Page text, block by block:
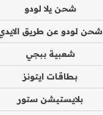
شحن يلا لودو
شحن لودو عن طريق
شعبية ببجي
بطاقات ايتونز
بلايستيشن ستور